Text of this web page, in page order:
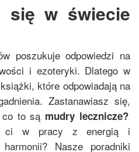
się w świecie
poszukuje odpowiedzi na
i ezoteryki. Dlatego w
które odpowiadają na
Zastanawiasz się,
to są mudry lecznicze?
ci w pracy z energią i
Nasze poradniki